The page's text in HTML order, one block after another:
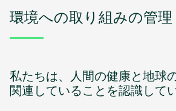
環境への取り組みの管理
私たちは、人間の健康と地球
関連していることを認識して